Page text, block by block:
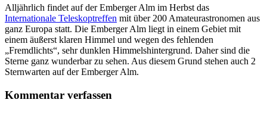
Alljährlich findet auf der Emberger Alm im Herbst das
Internationale Teleskoptreffen mit über 200 Amateurastronomen aus
ganz Europa statt. Die Emberger Alm liegt in einem Gebiet mit
einem äußerst klaren Himmel und wegen des fehlenden
„Fremdlichts“, sehr dunklen Himmelshintergrund. Daher sind die
Sterne ganz wunderbar zu sehen. Aus diesem Grund stehen auch 2
Sternwarten auf der Emberger Alm.
Kommentar verfassen